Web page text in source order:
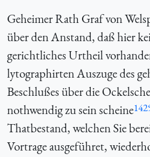
Geheimer Rath Graf von
über den Anstand, daß hier
gerichtliches Urtheil
lytographirten Auszuge des
Beschlußes über die
nothwendig zu sein scheine
Thatbestand, welchen Sie
Vortrage ausgeführet,